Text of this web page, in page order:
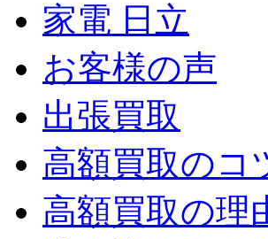
家電 日立
お客様の声
出張買取
高額買取のコ
高額買取の理